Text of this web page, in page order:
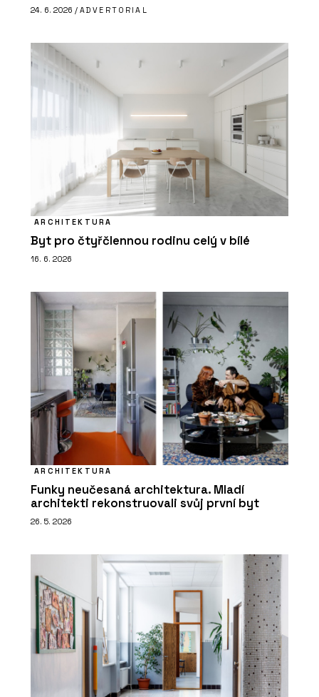
24. 6. 2026 / ADVERTORIAL
ARCHITEKTURA
Byt pro čtyřčlennou rodinu celý v bílé
16. 6. 2026
ARCHITEKTURA
Funky neučesaná architektura. Mladí
architekti rekonstruovali svůj první byt
26. 5. 2026